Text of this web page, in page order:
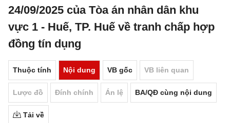
24/09/2025 của Tòa án nhân dân khu
vực 1 - Huế, TP. Huế về tranh chấp hợp
đồng tín dụng
Thuộc tính Nội dung VB gốc VB liên quan
Lược đồ Đính chính Án lệ BA/QĐ cùng nội dung
Tải về